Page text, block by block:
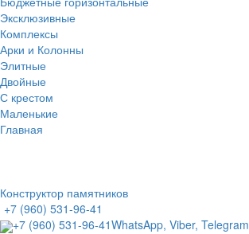
Эксклюзивные
Комплексы
Арки и Колонны
Элитные
Двойные
С крестом
Маленькие
Главная
Конструктор памятников
+7 (960) 531-96-41
+7 (960) 531-96-41WhatsApp, Viber, Telegram